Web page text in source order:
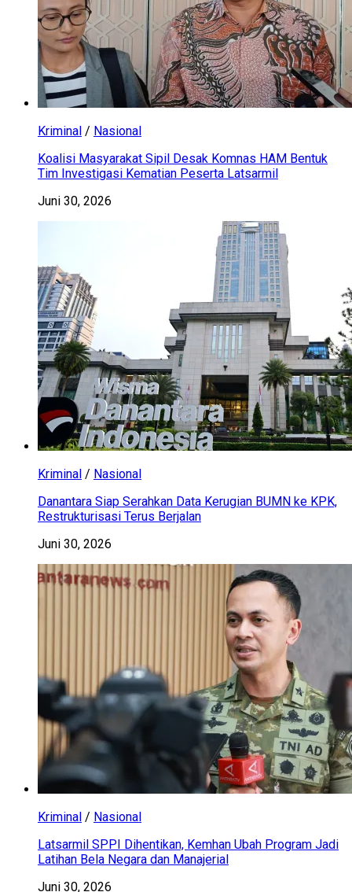
Kriminal / Nasional
Koalisi Masyarakat Sipil Desak Komnas HAM Bentuk
Tim Investigasi Kematian Peserta Latsarmil
Juni 30, 2026
Kriminal / Nasional
Danantara Siap Serahkan Data Kerugian BUMN ke KPK,
Restrukturisasi Terus Berjalan
Juni 30, 2026
Kriminal / Nasional
Latsarmil SPPI Dihentikan, Kemhan Ubah Program Jadi
Latihan Bela Negara dan Manajerial
Juni 30, 2026